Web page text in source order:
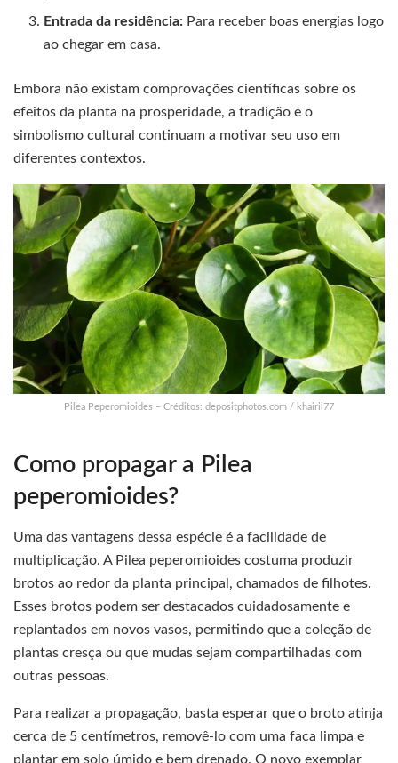
Entrada da residência: Para receber boas energias logo
ao chegar em casa.
Embora não existam comprovações científicas sobre os
efeitos da planta na prosperidade, a tradição e o
simbolismo cultural continuam a motivar seu uso em
diferentes contextos.
Pilea Peperomioides – Créditos: depositphotos.com / khairil77
Como propagar a Pilea
peperomioides?
Uma das vantagens dessa espécie é a facilidade de
multiplicação. A Pilea peperomioides costuma produzir
brotos ao redor da planta principal, chamados de filhotes.
Esses brotos podem ser destacados cuidadosamente e
replantados em novos vasos, permitindo que a coleção de
plantas cresça ou que mudas sejam compartilhadas com
outras pessoas.
Para realizar a propagação, basta esperar que o broto atinja
cerca de 5 centímetros, removê-lo com uma faca limpa e
plantar em solo úmido e bem drenado. O novo exemplar